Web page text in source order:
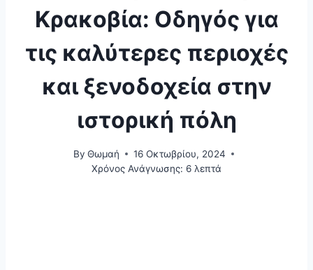
Κρακοβία: Οδηγός για
τις καλύτερες περιοχές
και ξενοδοχεία στην
ιστορική πόλη
By Θωμαή
16 Οκτωβρίου, 2024
Χρόνος Ανάγνωσης: 6 λεπτά